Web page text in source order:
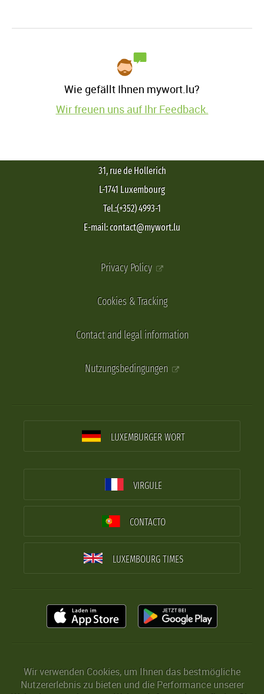
Wie gefällt Ihnen mywort.lu?
Wir freuen uns auf Ihr Feedback.
31, rue de Hollerich
L-1741 Luxembourg
Tel.:(+352) 4993-1
E-mail: contact@mywort.lu
Privacy Policy
Cookies & Tracking
Contact and legal information
Nutzungsbedingungen
LUXEMBURGER WORT
VIRGULE
CONTACTO
LUXEMBOURG TIMES
Wir verwenden Cookies, um Ihnen das bestmögliche
Nutzererlebnis zu bieten und die Performance unserer